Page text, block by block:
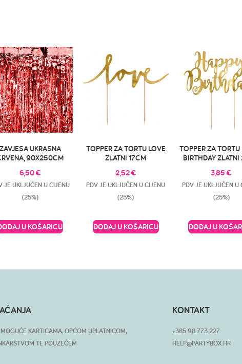
ZAVJESA UKRASNA
90X250CM
6,50€
JE UKLJUČEN U CIJENU
(25%)
U KOŠARICU
TOPPER ZA TORTU LOVE
ZLATNI 17CM
2,52€
PDV JE UKLJUČEN U CIJENU
(25%)
DODAJ U KOŠARICU
TOPPER ZA TORTU
BIRTHDAY
3,85€
PDV JE UKLJUČEN U
(25%)
DODAJ U
KARTICAMA, OPĆOM UPLATNICOM,
TE POUZEĆEM
KONTAKT
+385 98 773 227
HELP@PARTYBOX.HR